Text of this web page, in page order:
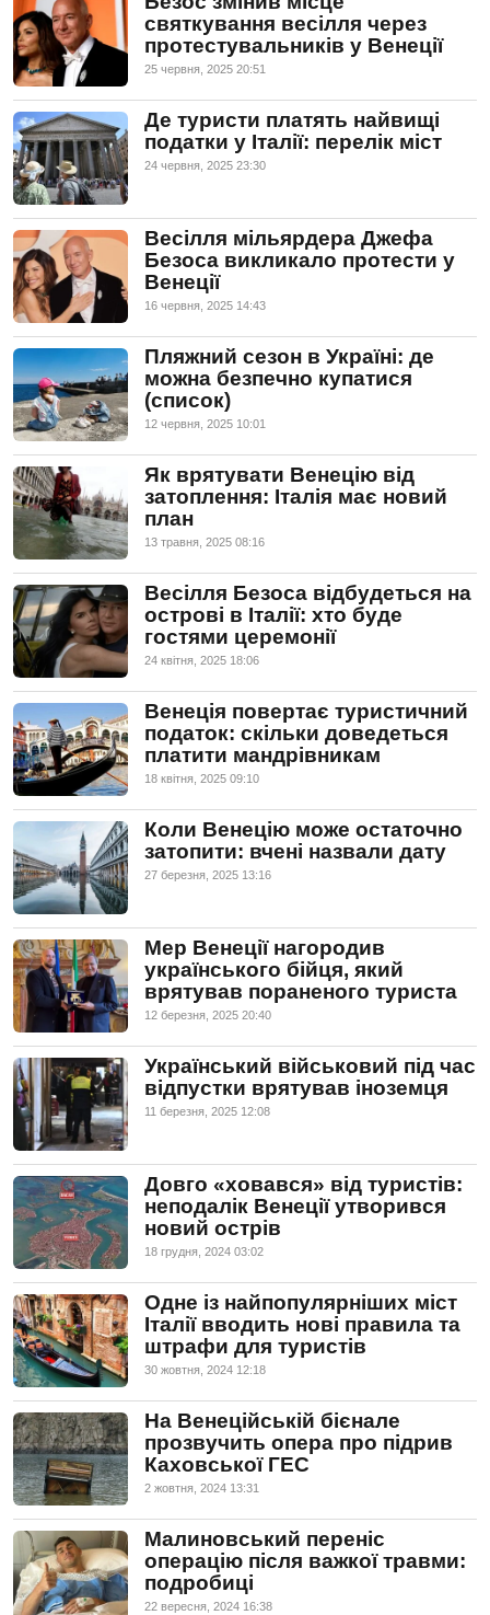
святкування весілля через
протестувальників у Венеції
25 червня, 2025 20:51
Де туристи платять найвищі
податки у Італії: перелік міст
24 червня, 2025 23:30
Весілля мільярдера Джефа
Безоса викликало протести у
Венеції
16 червня, 2025 14:43
Пляжний сезон в Україні: де
можна безпечно купатися
(список)
12 червня, 2025 10:01
Як врятувати Венецію від
затоплення: Італія має новий
план
13 травня, 2025 08:16
Весілля Безоса відбудеться на
острові в Італії: хто буде
гостями церемонії
24 квiтня, 2025 18:06
Венеція повертає туристичний
податок: скільки доведеться
платити мандрівникам
18 квiтня, 2025 09:10
Коли Венецію може остаточно
затопити: вчені назвали дату
27 березня, 2025 13:16
Мер Венеції нагородив
українського бійця, який
врятував пораненого туриста
12 березня, 2025 20:40
Український військовий під час
відпустки врятував іноземця
11 березня, 2025 12:08
Довго «ховався» від туристів:
неподалік Венеції утворився
новий острів
18 грудня, 2024 03:02
Одне із найпопулярніших міст
Італії вводить нові правила та
штрафи для туристів
30 жовтня, 2024 12:18
На Венеційській бієнале
прозвучить опера про підрив
Каховської ГЕС
2 жовтня, 2024 13:31
Малиновський переніс
операцію після важкої травми:
подробиці
22 вересня, 2024 16:38